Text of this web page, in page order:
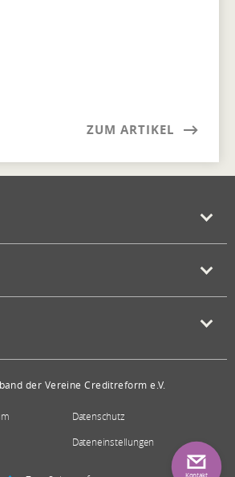
ZUM ARTIKEL
der Vereine Creditreform e.V.
Datenschutz
Dateneinstellungen